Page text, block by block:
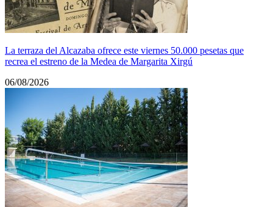
La terraza del Alcazaba ofrece este viernes 50.000 pesetas que
recrea el estreno de la Medea de Margarita Xirgú
06/08/2026